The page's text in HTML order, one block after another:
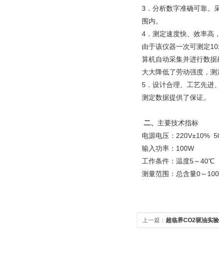
3．分析数字准确可靠。
围内。
4．测定速度快、效率高
由于该仪器一次可测定
算机自动采集并进行数据
大大降低了劳动强度，
5． 设计合理、工艺先进
测定数据提供了保证。
二、 主要技术指标
电源电压：220V±10%
输入功率：100W
工作条件：温度5～40℃
测量范围：总含量0～
上一篇： 超临界CO2驱油实